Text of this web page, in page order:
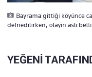
Bayrama gittiği köyünce
defnedilirken, olayın aslı
YEĞENİ